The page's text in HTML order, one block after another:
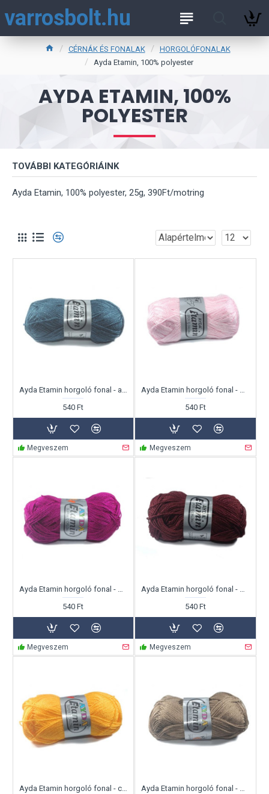
varrosbolt.hu
CÉRNÁK ÉS FONALAK
HORGOLÓFONALAK
Ayda Etamin, 100% polyester
AYDA ETAMIN, 100%
POLYESTER
TOVÁBBI KATEGÓRIÁINK
Ayda Etamin, 100% polyester, 25g, 390Ft/motring
Ayda Etamin horgoló fonal - acélkék
540 Ft
Megveszem
Ayda Etamin horgoló fonal - babarózsaszín
540 Ft
Megveszem
Ayda Etamin horgoló fonal - bíbor
540 Ft
Megveszem
Ayda Etamin horgoló fonal - bordó
540 Ft
Megveszem
Ayda Etamin horgoló fonal - citromsárga
Ayda Etamin horgoló fonal - drap